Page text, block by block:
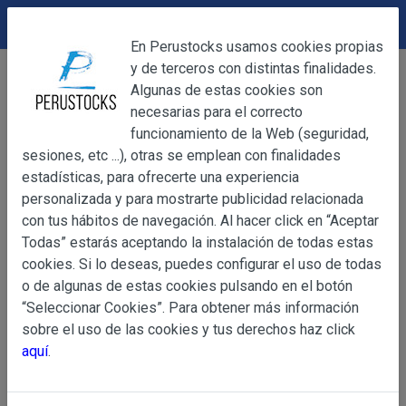
Bebidas
Licores
Pisco 1615 Acholado 700ml
OBJETO
Información
Básica
sobre
de Datos
OBJETO
Las presentes Condiciones Generales regulan la
web www.perustocks.es, del que es titular ALBERT
YACARINE (en adelante, PERUSTOCKS).
La adquisición de cualesquiera de los productos
DEVOLUCIONES
En Perustocks usamos cookies propias
y de terceros con distintas finalidades.
Algunas de estas cookies son
necesarias para el correcto
funcionamiento de la Web (seguridad,
sesiones, etc ...), otras se emplean con finalidades
estadísticas, para ofrecerte una experiencia
personalizada y para mostrarte publicidad relacionada
con tus hábitos de navegación. Al hacer click en “Aceptar
Todas” estarás aceptando la instalación de todas estas
cookies. Si lo deseas, puedes configurar el uso de todas
o de algunas de estas cookies pulsando en el botón
“Seleccionar Cookies”. Para obtener más información
sobre el uso de las cookies y tus derechos haz click
aquí.